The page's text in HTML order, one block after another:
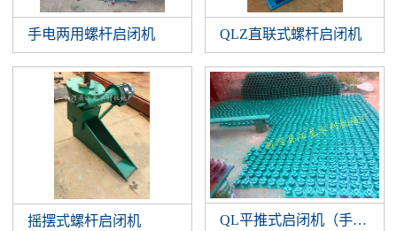
手电两用螺杆启闭机 QLZ直联式螺杆启闭机
摇摆式螺杆启闭机 QL平推式启闭机（手扳）